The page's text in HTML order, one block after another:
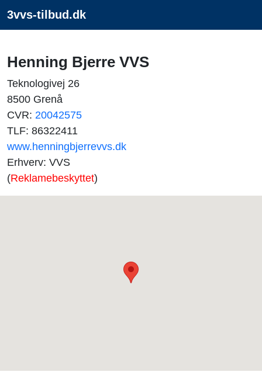
3vvs-tilbud.dk
Henning Bjerre VVS
Teknologivej 26
8500 Grenå
CVR: 20042575
TLF: 86322411
www.henningbjerrevvs.dk
Erhverv: VVS
(Reklamebeskyttet)